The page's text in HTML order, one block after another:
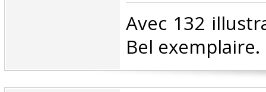
‎Avec 132
Bel exemplaire.‎